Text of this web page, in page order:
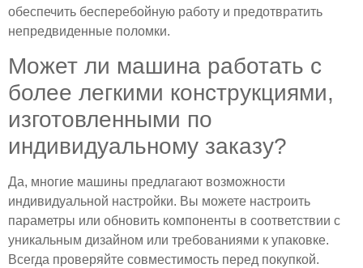
обеспечить бесперебойную работу и предотвратить
непредвиденные поломки.
Может ли машина работать с
более легкими конструкциями,
изготовленными по
индивидуальному заказу?
Да, многие машины предлагают возможности
индивидуальной настройки. Вы можете настроить
параметры или обновить компоненты в соответствии с
уникальным дизайном или требованиями к упаковке.
Всегда проверяйте совместимость перед покупкой.